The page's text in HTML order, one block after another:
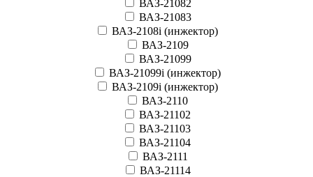
ВАЗ-21082
ВАЗ-21083
ВАЗ-2108i (инжектор)
ВАЗ-2109
ВАЗ-21099
ВАЗ-21099i (инжектор)
ВАЗ-2109i (инжектор)
ВАЗ-2110
ВАЗ-21102
ВАЗ-21103
ВАЗ-21104
ВАЗ-2111
ВАЗ-21114